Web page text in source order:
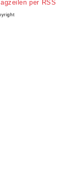
per RSS